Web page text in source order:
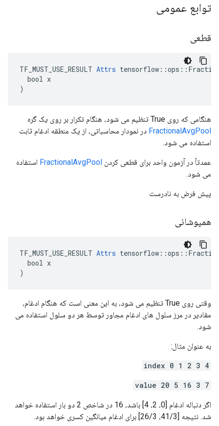
توابع عمومی
قطعی
TF_MUST_USE_RESULT Attrs
  bool x
)
هنگامی که روی True تنظیم می شود، هنگام تکرار بر روی یک گره
FractionalAvgPool در نمودار محاسباتی، از یک منطقه ادغام ثابت
استفاده می شود.
عمدتاً در آزمون واحد برای قطعی کردن FractionalAvgPool استفاده
می شود.
پیش فرض به نادرست
همپوشانی
TF_MUST_USE_RESULT Attrs
  bool x
)
وقتی روی True تنظیم می شود، به این معنی است که هنگام ادغام،
مقادیر در مرز سلول های ادغام مجاور توسط هر دو سلول استفاده می
شود.
به عنوان مثال:
index 0 1 2 3 4
value 20 5 16 3 7
اگر دنباله ادغام [0، 2، 4] باشد، 16 در شاخص 2 دو بار استفاده خواهد
شد. نتیجه [41/3، 26/3] برای ادغام میانگین کسری خواهد بود.